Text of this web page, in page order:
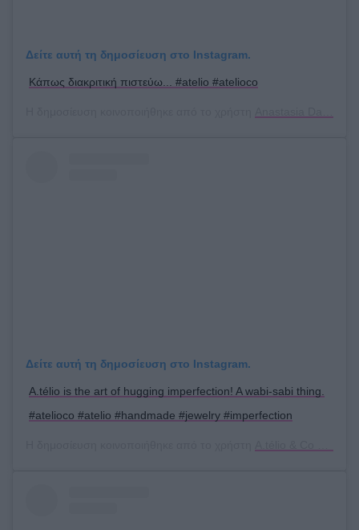
Δείτε αυτή τη δημοσίευση στο Instagram.
Κάπως διακριτική πιστεύω... #atelio #atelioco
Δείτε αυτή τη δημοσίευση στο Instagram.
A.télio is the art of hugging imperfection! A wabi-sabi thing.
#atelioco #atelio #handmade #jewelry #imperfection